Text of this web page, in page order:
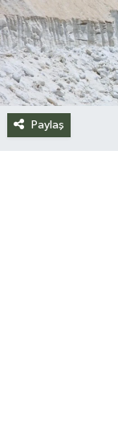
Paylaş
Teknoloji
Yazarlar